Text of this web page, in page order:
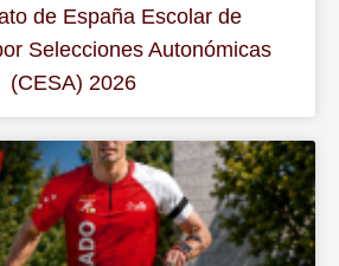
de España Escolar de
Selecciones Autonómicas
(CESA) 2026